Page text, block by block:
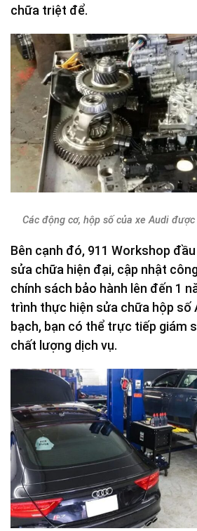
chữa triệt để.
Các động cơ, hộp số của xe Audi
Bên cạnh đó, 911 Workshop
sửa chữa hiện đại, cập nhật
chính sách bảo hành lên đến 1
trình thực hiện sửa chữa hộp số
bạch, bạn có thể trực tiếp giám
chất lượng dịch vụ.